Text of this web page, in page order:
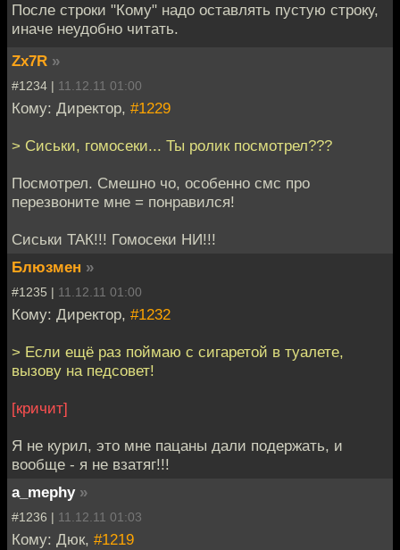
После строки "Кому" надо оставлять пустую строку,
иначе неудобно читать.
Zx7R »
#1234 | 11.12.11 01:00
Кому: Директор, #1229
> Сиськи, гомосеки... Ты ролик посмотрел???
Посмотрел. Смешно чо, особенно смс про
перезвоните мне = понравился!
Сиськи ТАК!!! Гомосеки НИ!!!
Блюзмен »
#1235 | 11.12.11 01:00
Кому: Директор, #1232
> Если ещё раз поймаю с сигаретой в туалете,
вызову на педсовет!
[кричит]
Я не курил, это мне пацаны дали подержать, и
вообще - я не взатяг!!!
a_mephy »
#1236 | 11.12.11 01:03
Кому: Дюк, #1219